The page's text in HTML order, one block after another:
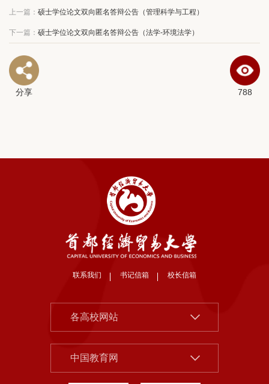
上一篇： 硕士学位论文双向匿名答辩公告（管理科学与工程）
下一篇： 硕士学位论文双向匿名答辩公告（法学-环境法学）
分享 788
各高校网站
北京大学
清华大学
中国人民大学
中国教育网
中国社会科学院
北京市教委
联系我们 书记信箱 校长信箱